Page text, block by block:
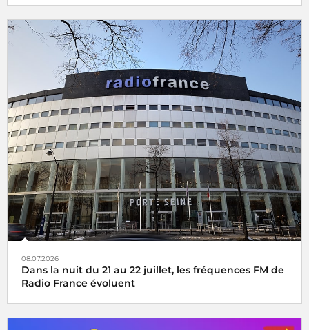
08.07.2026
Dans la nuit du 21 au 22 juillet, les fréquences FM de
Radio France évoluent